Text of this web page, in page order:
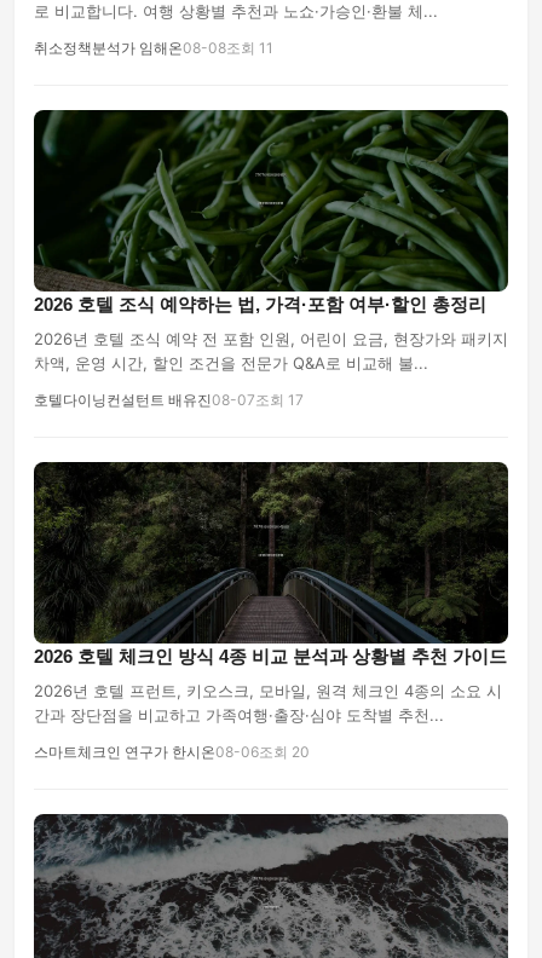
로 비교합니다. 여행 상황별 추천과 노쇼·가승인·환불 체...
취소정책분석가 임해온08-08조회 11
2026 호텔 조식 예약하는 법, 가격·포함 여부·할인 총정리
2026년 호텔 조식 예약 전 포함 인원, 어린이 요금, 현장가와 패키지
차액, 운영 시간, 할인 조건을 전문가 Q&A로 비교해 불...
호텔다이닝컨설턴트 배유진08-07조회 17
2026 호텔 체크인 방식 4종 비교 분석과 상황별 추천 가이드
2026년 호텔 프런트, 키오스크, 모바일, 원격 체크인 4종의 소요 시
간과 장단점을 비교하고 가족여행·출장·심야 도착별 추천...
스마트체크인 연구가 한시온08-06조회 20